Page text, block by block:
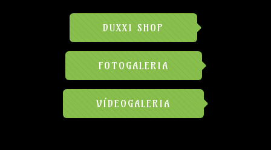
DUXXI SHOP
FOTOGALERIA
VÍDEOGALERIA